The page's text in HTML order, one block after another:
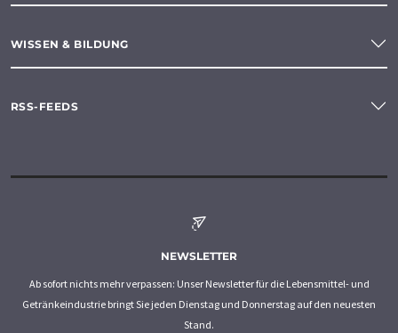
WISSEN & BILDUNG
RSS-FEEDS
NEWSLETTER
Ab sofort nichts mehr verpassen: Unser Newsletter für die Lebensmittel- und
Getränkeindustrie bringt Sie jeden Dienstag und Donnerstag auf den neuesten
Stand.